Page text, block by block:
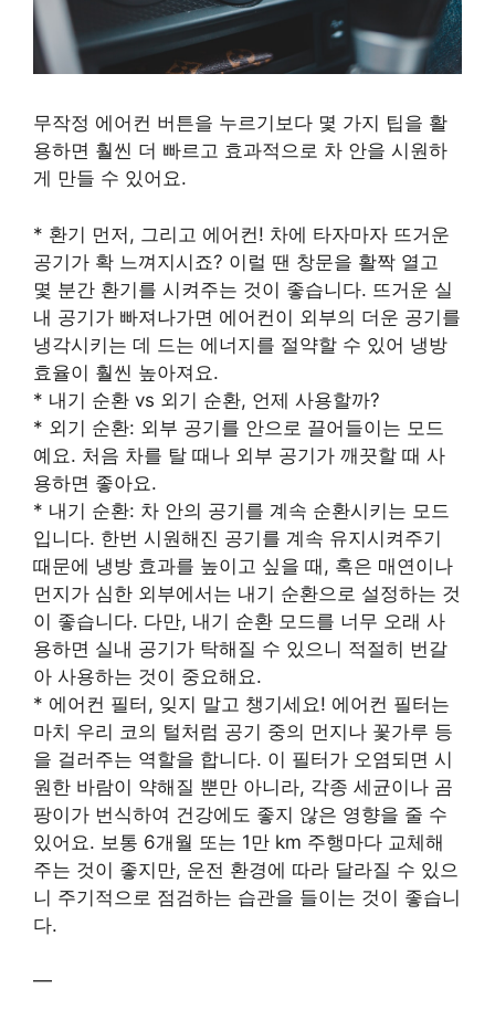
무작정 에어컨 버튼을 누르기보다 몇 가지 팁을 활
용하면 훨씬 더 빠르고 효과적으로 차 안을 시원하
게 만들 수 있어요.
* 환기 먼저, 그리고 에어컨! 차에 타자마자 뜨거운
공기가 확 느껴지시죠? 이럴 땐 창문을 활짝 열고
몇 분간 환기를 시켜주는 것이 좋습니다. 뜨거운 실
내 공기가 빠져나가면 에어컨이 외부의 더운 공기를
냉각시키는 데 드는 에너지를 절약할 수 있어 냉방
효율이 훨씬 높아져요.
* 내기 순환 vs 외기 순환, 언제 사용할까?
* 외기 순환: 외부 공기를 안으로 끌어들이는 모드
예요. 처음 차를 탈 때나 외부 공기가 깨끗할 때 사
용하면 좋아요.
* 내기 순환: 차 안의 공기를 계속 순환시키는 모드
입니다. 한번 시원해진 공기를 계속 유지시켜주기
때문에 냉방 효과를 높이고 싶을 때, 혹은 매연이나
먼지가 심한 외부에서는 내기 순환으로 설정하는 것
이 좋습니다. 다만, 내기 순환 모드를 너무 오래 사
용하면 실내 공기가 탁해질 수 있으니 적절히 번갈
아 사용하는 것이 중요해요.
* 에어컨 필터, 잊지 말고 챙기세요! 에어컨 필터는
마치 우리 코의 털처럼 공기 중의 먼지나 꽃가루 등
을 걸러주는 역할을 합니다. 이 필터가 오염되면 시
원한 바람이 약해질 뿐만 아니라, 각종 세균이나 곰
팡이가 번식하여 건강에도 좋지 않은 영향을 줄 수
있어요. 보통 6개월 또는 1만 km 주행마다 교체해
주는 것이 좋지만, 운전 환경에 따라 달라질 수 있으
니 주기적으로 점검하는 습관을 들이는 것이 좋습니
다.
—